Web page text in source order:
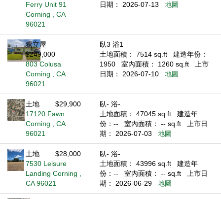
Ferry Unit 91
Corning , CA
96021
日期： 2026-07-13
地圖
獨立屋
$249,000
803 Colusa
Corning , CA
96021
臥3 浴1
土地面積： 7514 sq.ft
建造年份：
1950
室內面積： 1260 sq.ft
上市
日期： 2026-07-10
地圖
土地
$29,900
17120 Fawn
Corning , CA
96021
臥- 浴-
土地面積： 47045 sq.ft
建造年
份：--
室內面積： -- sq.ft
上市日
期： 2026-07-03
地圖
土地
$28,000
7530 Leisure
Landing Corning ,
CA 96021
臥- 浴-
土地面積： 43996 sq.ft
建造年
份：--
室內面積： -- sq.ft
上市日
期： 2026-06-29
地圖